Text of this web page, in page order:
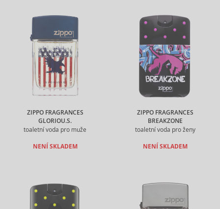
ZIPPO FRAGRANCES
GLORIOU.S.
toaletní voda pro muže
NENÍ SKLADEM
ZIPPO FRAGRANCES
BREAKZONE
toaletní voda pro ženy
NENÍ SKLADEM